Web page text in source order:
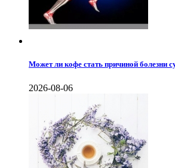
Может ли кофе стать причиной болезни
2026-08-06